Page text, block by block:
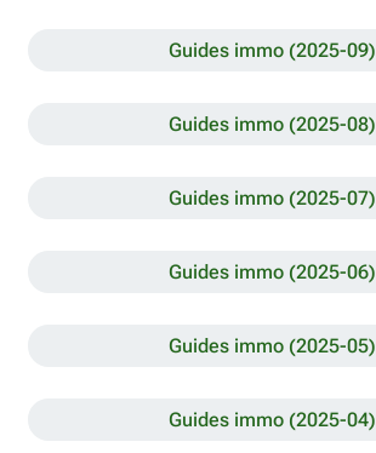
Guides immo (2025-09)
Guides immo (2025-08)
Guides immo (2025-07)
Guides immo (2025-06)
Guides immo (2025-05)
Guides immo (2025-04)